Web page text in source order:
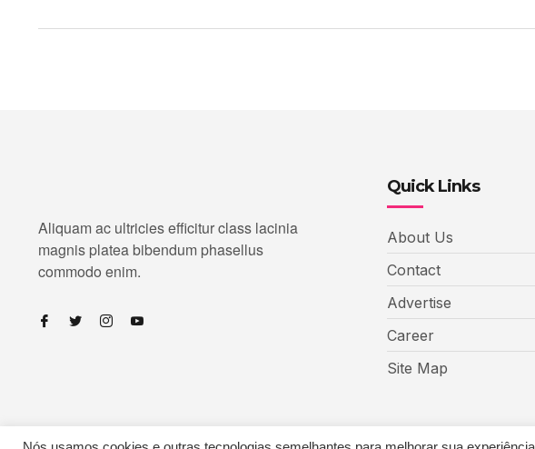
Aliquam ac ultricies efficitur class lacinia
magnis platea bibendum phasellus
commodo enim.
Quick Links
About Us
Contact
Advertise
Career
Site Map